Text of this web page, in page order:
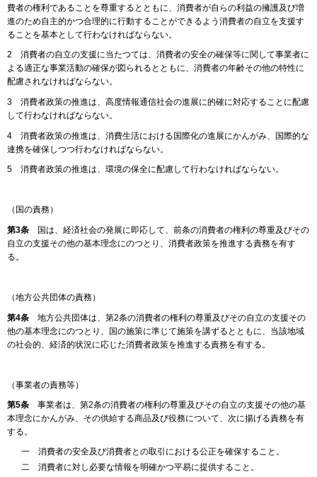
費者の権利であることを尊重するとともに、消費者が自らの利益の擁護及び増
進のため自主的かつ合理的に行動することができるよう消費者の自立を支援す
ることを基本として行わなければならない。
2 消費者の自立の支援に当たつては、消費者の安全の確保等に関して事業者に
よる適正な事業活動の確保が図られるとともに、消費者の年齢その他の特性に
配慮されなければならない。
3 消費者政策の推進は、高度情報通信社会の進展に的確に対応することに配慮
して行わなければならない。
4 消費者政策の推進は、消費生活における国際化の進展にかんがみ、国際的な
連携を確保しつつ行わなければならない。
5 消費者政策の推進は、環境の保全に配慮して行わなければならない。
（国の責務）
第3条 国は、経済社会の発展に即応して、前条の消費者の権利の尊重及びその
自立の支援その他の基本理念にのつとり、消費者政策を推進する責務を有す
る。
（地方公共団体の責務）
第4条 地方公共団体は、第2条の消費者の権利の尊重及びその自立の支援その
他の基本理念にのつとり、国の施策に準じて施策を講ずるとともに、当該地域
の社会的、経済的状況に応じた消費者政策を推進する責務を有する。
（事業者の責務等）
第5条 事業者は、第2条の消費者の権利の尊重及びその自立の支援その他の基
本理念にかんがみ、その供給する商品及び役務について、次に揚げる責務を有
する。
一 消費者の安全及び消費者との取引における公正を確保すること。
二 消費者に対し必要な情報を明確かつ平易に提供すること。